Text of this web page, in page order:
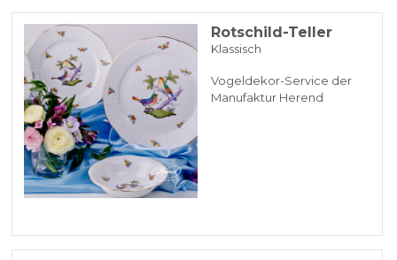
Rotschild-Teller
Klassisch
Vogeldekor-Service der
Manufaktur Herend